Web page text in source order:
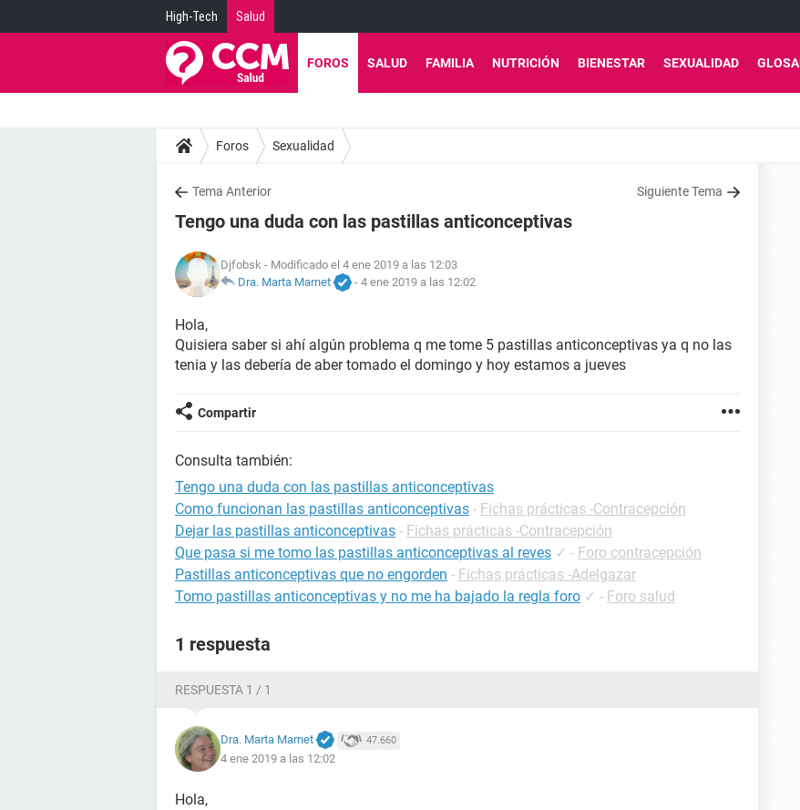
High-Tech Salud
FOROS SALUD FAMILIA NUTRICIÓN BIENESTAR SEXUALIDAD
Foros Sexualidad
Tema Anterior Siguiente Tema
Tengo una duda con las pastillas anticonceptivas
Djfobsk - Modificado el 4 ene 2019 a las 12:03
Dra. Marta Marnet
- 4 ene 2019 a las 12:02
Hola,
Quisiera saber si ahí algún problema q me tome 5 pastillas anticonceptivas ya q no las
tenia y las debería de aber tomado el domingo y hoy estamos a jueves
Compartir
Consulta también:
Tengo una duda con las pastillas anticonceptivas
Como funcionan las pastillas anticonceptivas - Fichas prácticas -Contracepción
Dejar las pastillas anticonceptivas - Fichas prácticas -Contracepción
Que pasa si me tomo las pastillas anticonceptivas al reves ✓ - Foro contracepción
Pastillas anticonceptivas que no engorden - Fichas prácticas -Adelgazar
Tomo pastillas anticonceptivas y no me ha bajado la regla foro ✓ - Foro salud
1 respuesta
RESPUESTA 1 / 1
Dra. Marta Marnet 47.660
4 ene 2019 a las 12:02
Hola,